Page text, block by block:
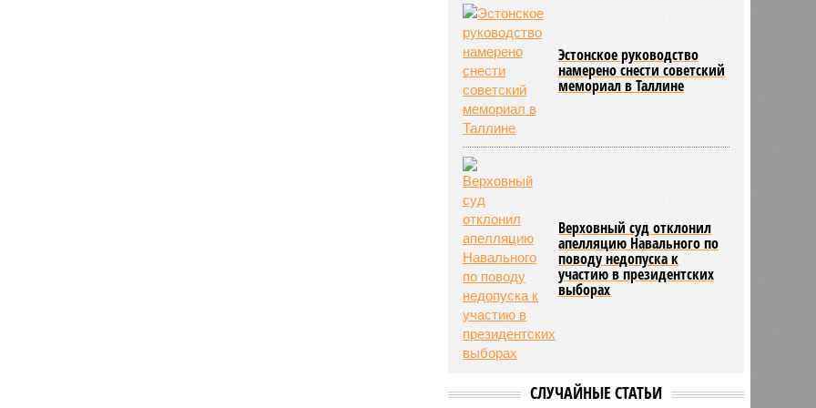
Эстонское руководство
намерено снести советский
мемориал в Таллине
Верховный суд отклонил
апелляцию Навального по
поводу недопуска к
участию в президентских
выборах
СЛУЧАЙНЫЕ СТАТЬИ